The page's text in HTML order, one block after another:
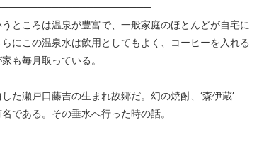
ところは温泉が豊富で、一般家庭のほとんどが自宅に
にこの温泉水は飲用としてもよく、コーヒーを入れる
も毎月取っている。
た瀬戸口藤吉の生まれ故郷だ。幻の焼酎、‘森伊蔵’
である。その垂水へ行った時の話。